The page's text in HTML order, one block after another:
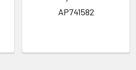
AP741582